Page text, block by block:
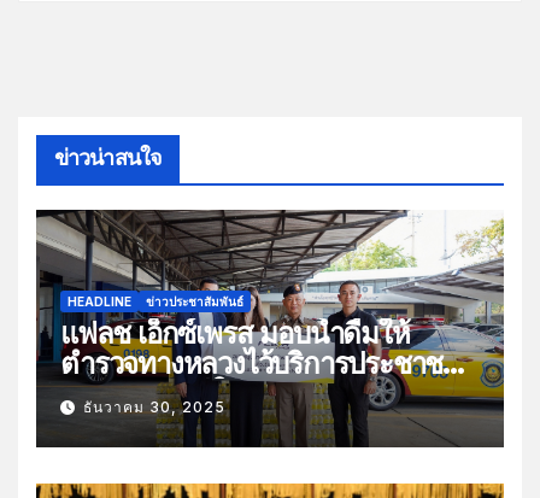
ข่าวน่าสนใจ
HEADLINE ข่าวประชาสัมพันธ์
แฟลช เอ็กซ์เพรส มอบน้ำดื่มให้
ตำรวจทางหลวงไว้บริการประชาชน
ช่วงเทศกาลปีใหม่
ธันวาคม 30, 2025